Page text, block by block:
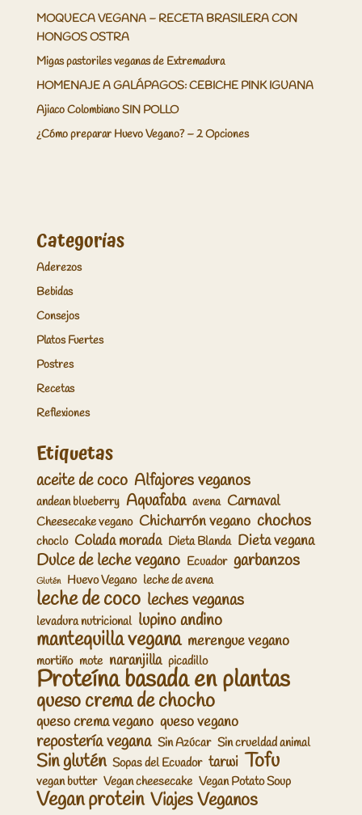
MOQUECA VEGANA – RECETA BRASILERA CON
HONGOS OSTRA
Migas pastoriles veganas de Extremadura
HOMENAJE A GALÁPAGOS: CEBICHE PINK IGUANA
Ajiaco Colombiano SIN POLLO
¿Cómo preparar Huevo Vegano? – 2 Opciones
Categorías
Aderezos
Bebidas
Consejos
Platos Fuertes
Postres
Recetas
Reflexiones
Etiquetas
aceite de coco Alfajores veganos
andean blueberry Aquafaba avena Carnaval
Cheesecake vegano Chicharrón vegano chochos
choclo Colada morada Dieta Blanda Dieta vegana
Dulce de leche vegano Ecuador garbanzos
Glutén Huevo Vegano leche de avena
leche de coco leches veganas
levadura nutricional lupino andino
mantequilla vegana merengue vegano
mortiño mote naranjilla picadillo
Proteína basada en plantas
queso crema de chocho
queso crema vegano queso vegano
repostería vegana Sin Azúcar Sin crueldad animal
Sin glutén Sopas del Ecuador tarwi Tofu
vegan butter Vegan cheesecake Vegan Potato Soup
Vegan protein Viajes Veganos